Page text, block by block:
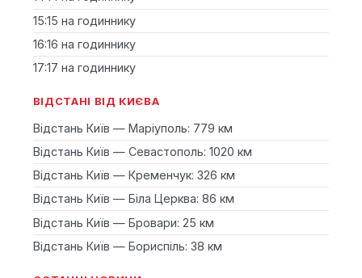
15:15 на годиннику
16:16 на годиннику
17:17 на годиннику
ВІДСТАНІ ВІД КИЄВА
Відстань Київ — Маріуполь: 779 км
Відстань Київ — Севастополь: 1020 км
Відстань Київ — Кременчук: 326 км
Відстань Київ — Біла Церква: 86 км
Відстань Київ — Бровари: 25 км
Відстань Київ — Бориспіль: 38 км